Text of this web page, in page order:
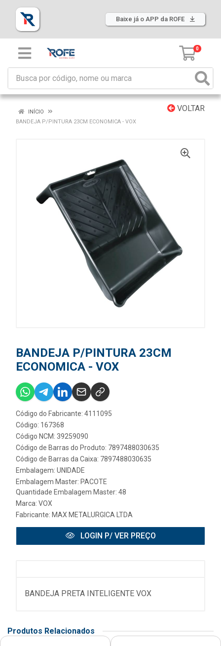
Baixe já o APP da ROFE
0
VOLTAR
INÍCIO
BANDEJA P/PINTURA 23CM ECONOMICA - VOX
BANDEJA P/PINTURA 23CM
ECONOMICA - VOX
Código do Fabricante: 4111095
Código: 167368
Código NCM: 39259090
Código de Barras do Produto: 7897488030635
Código de Barras da Caixa: 7897488030635
Embalagem: UNIDADE
Embalagem Master: PACOTE
Quantidade Embalagem Master: 48
Marca: VOX
Fabricante: MAX METALURGICA LTDA
LOGIN P/ VER PREÇO
BANDEJA PRETA INTELIGENTE VOX
Produtos Relacionados